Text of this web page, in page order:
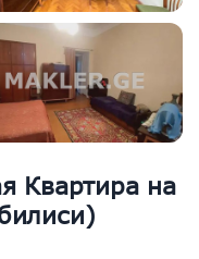
Квартира на